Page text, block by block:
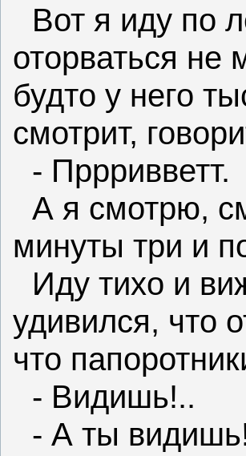
Вот я иду по
оторваться не
будто у него
смотрит,
- Пррривветт.
А я смотрю,
минуты три и
Иду тихо и
удивился, что
что
- Видишь!..
- А ты